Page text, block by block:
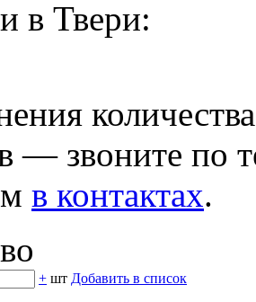
в Твери:
— звоните по
в контактах.
+ шт Добавить в список